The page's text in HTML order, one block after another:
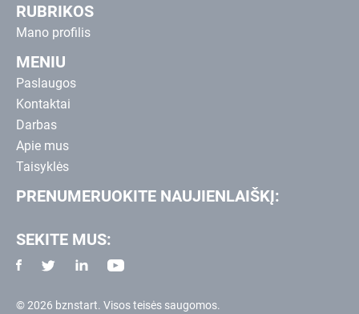
RUBRIKOS
Mano profilis
MENIU
Paslaugos
Kontaktai
Darbas
Apie mus
Taisyklės
PRENUMERUOKITE NAUJIENLAIŠKĮ:
SEKITE MUS:
© 2026 bznstart. Visos teisės saugomos.